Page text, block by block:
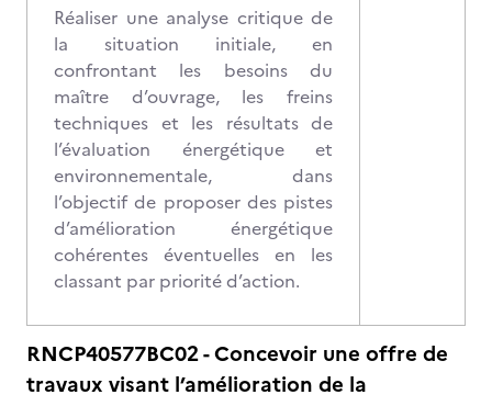
Réaliser une analyse critique de
la situation initiale, en
confrontant les besoins du
maître d’ouvrage, les freins
techniques et les résultats de
l’évaluation énergétique et
environnementale, dans
l’objectif de proposer des pistes
d’amélioration énergétique
cohérentes éventuelles en les
classant par priorité d’action.
RNCP40577BC02 - Concevoir une offre de
travaux visant l’amélioration de la